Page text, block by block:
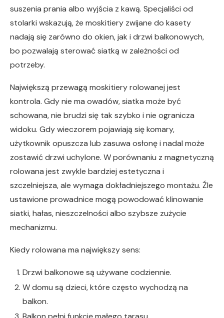
suszenia prania albo wyjścia z kawą. Specjaliści od
stolarki wskazują, że moskitiery zwijane do kasety
nadają się zarówno do okien, jak i drzwi balkonowych,
bo pozwalają sterować siatką w zależności od
potrzeby.
Największą przewagą moskitiery rolowanej jest
kontrola. Gdy nie ma owadów, siatka może być
schowana, nie brudzi się tak szybko i nie ogranicza
widoku. Gdy wieczorem pojawiają się komary,
użytkownik opuszcza lub zasuwa osłonę i nadal może
zostawić drzwi uchylone. W porównaniu z magnetyczną
rolowana jest zwykle bardziej estetyczna i
szczelniejsza, ale wymaga dokładniejszego montażu. Źle
ustawione prowadnice mogą powodować klinowanie
siatki, hałas, nieszczelności albo szybsze zużycie
mechanizmu.
Kiedy rolowana ma największy sens:
Drzwi balkonowe są używane codziennie.
W domu są dzieci, które często wychodzą na
balkon.